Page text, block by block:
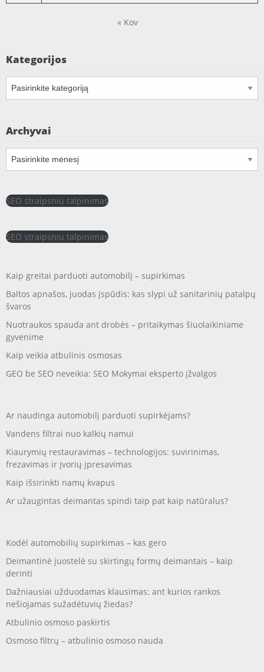
« Kov
Kategorijos
Archyvai
SEO straipsniu talpinimas
SEO straipsniu talpinimas
Kaip greitai parduoti automobilį – supirkimas
Baltos apnašos, juodas įspūdis: kas slypi už sanitarinių patalpų
švaros
Nuotraukos spauda ant drobės – pritaikymas šiuolaikiniame
gyvenime
Kaip veikia atbulinis osmosas
GEO be SEO neveikia: SEO Mokymai eksperto įžvalgos
Ar naudinga automobilį parduoti supirkėjams?
Vandens filtrai nuo kalkių namui
Kiaurymių restauravimas – technologijos: suvirinimas,
frezavimas ir įvorių įpresavimas
Kaip išsirinkti namų kvapus
Ar užaugintas deimantas spindi taip pat kaip natūralus?
Kodėl automobilių supirkimas – kas gero
Deimantinė juostelė su skirtingų formų deimantais – kaip
derinti
Dažniausiai užduodamas klausimas: ant kurios rankos
nešiojamas sužadėtuvių žiedas?
Atbulinio osmoso paskirtis
Osmoso filtrų – atbulinio osmoso nauda